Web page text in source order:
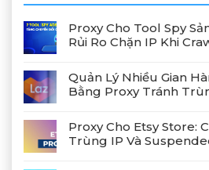
Proxy Cho Tool Spy
Rủi Ro Chặn IP Khi
Quản Lý Nhiều Gian
Bằng Proxy Tránh
Proxy Cho Etsy Store:
Trùng IP Và